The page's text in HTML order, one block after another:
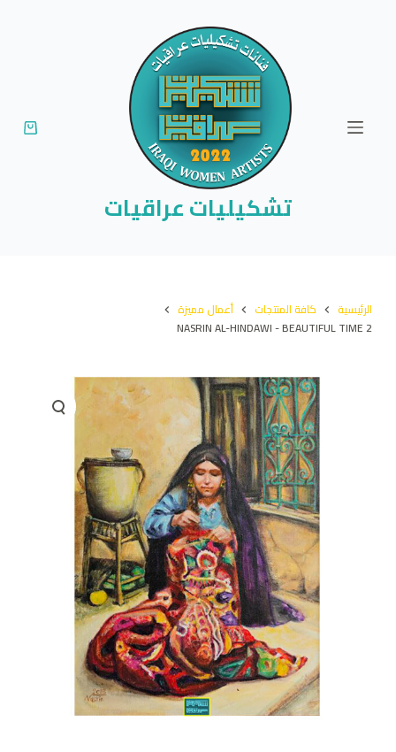
تشكيليات عراقيات
الرئيسية كافة المنتجات
أعمال مميزة
NASRIN AL-HINDAWI - BEAUTIFUL TIME 2